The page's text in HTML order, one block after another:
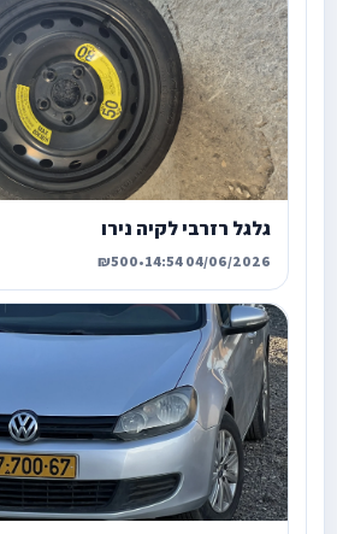
גלגל רזרבי לקיה נירו
04/06/2026 14:54
•
₪500